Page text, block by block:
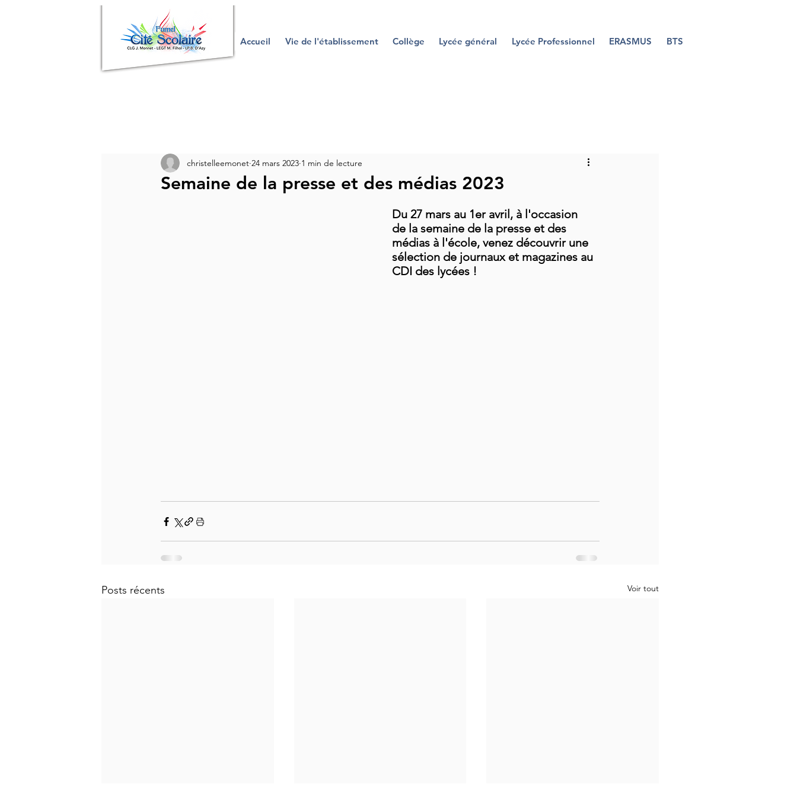
Accueil Vie de l'établissement Collège Lycée général Lycée Professionnel ERASMUS BTS
Semaine de la presse et des médias 2023
christelleemonet 24 mars 2023 1 min de lecture
Du 27 mars au 1er avril, à l'occasion
de la semaine de la presse et des
médias à l'école, venez découvrir une
sélection de journaux et magazines au
CDI des lycées !
Posts récents Voir tout